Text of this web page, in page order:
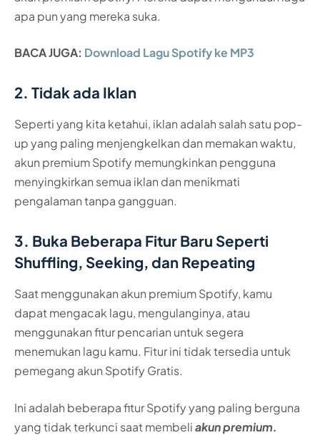
apa pun yang mereka suka.
BACA JUGA: Download Lagu Spotify ke MP3
2. Tidak ada Iklan
Seperti yang kita ketahui, iklan adalah salah satu pop-
up yang paling menjengkelkan dan memakan waktu,
akun premium Spotify memungkinkan pengguna
menyingkirkan semua iklan dan menikmati
pengalaman tanpa gangguan.
3. Buka Beberapa Fitur Baru Seperti
Shuffling, Seeking, dan Repeating
Saat menggunakan akun premium Spotify, kamu
dapat mengacak lagu, mengulanginya, atau
menggunakan fitur pencarian untuk segera
menemukan lagu kamu. Fitur ini tidak tersedia untuk
pemegang akun Spotify Gratis.
Ini adalah beberapa fitur Spotify yang paling berguna
yang tidak terkunci saat membeliakun premium.